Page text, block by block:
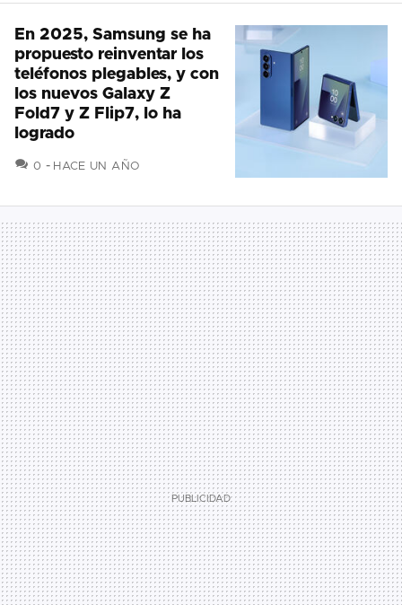
En 2025, Samsung se ha
propuesto reinventar los
teléfonos plegables, y con
los nuevos Galaxy Z
Fold7 y Z Flip7, lo ha
logrado
0 COMENTARIOS
HACE UN AÑO